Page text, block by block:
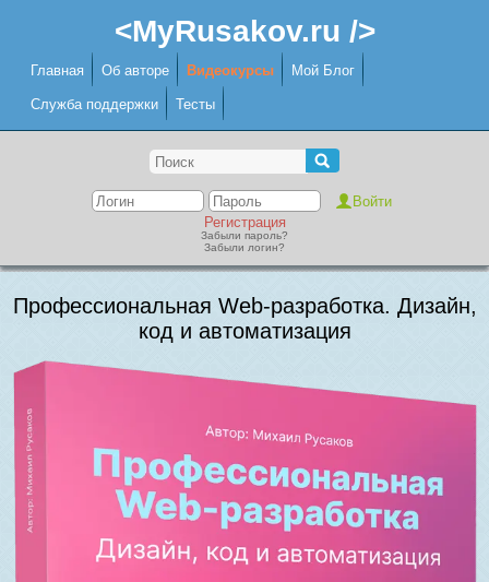
<MyRusakov.ru />
Главная Об авторе Видеокурсы Мой Блог
Служба поддержки Тесты
Регистрация
Забыли пароль?
Забыли логин?
Профессиональная Web-разработка. Дизайн,
код и автоматизация